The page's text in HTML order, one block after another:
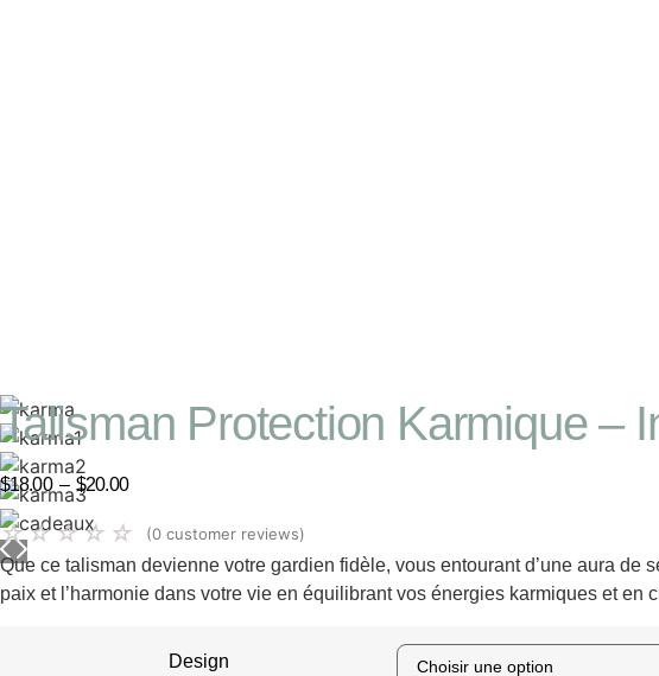
Talisman Protection Karmique –
$18.00 – $20.00Plage
prix :
$18.00
à
☆☆☆☆ ☆ (0 customer reviews)
Que ce talisman devienne votre gardien fidèle, vous entourant d’une aura de
paix et l’harmonie dans votre vie en équilibrant vos énergies karmiques et
Design